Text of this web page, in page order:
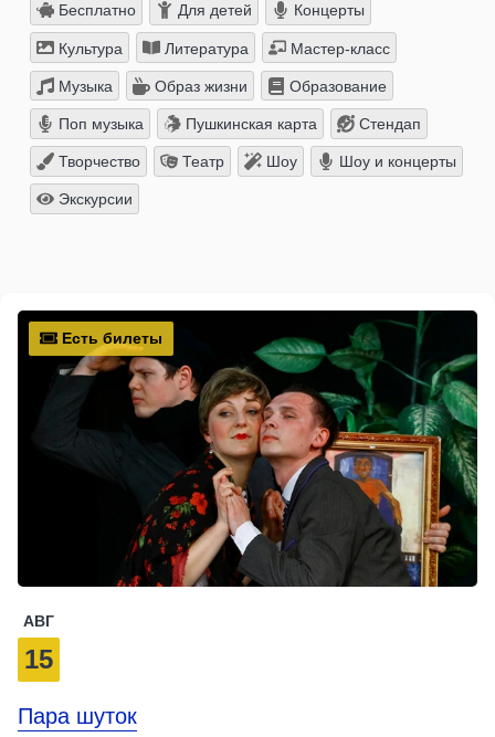
Бесплатно Для детей Концерты
Культура Литература Мастер-класс
Музыка Образ жизни Образование
Поп музыка Пушкинская карта Стендап
Творчество Театр Шоу Шоу и концерты
Экскурсии
Есть билеты
АВГ
15
Пара шуток